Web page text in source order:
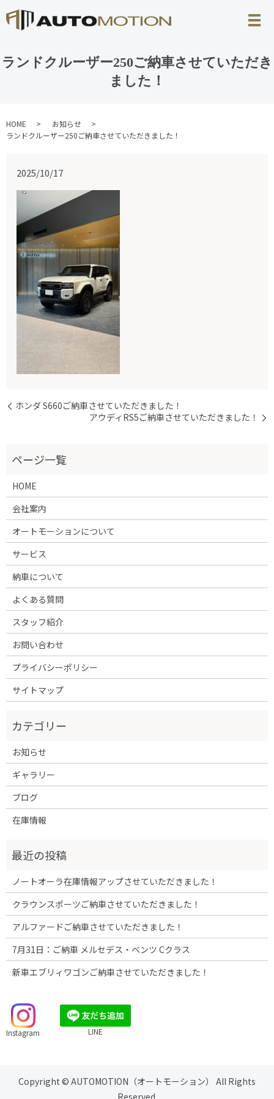
ランドクルーザー250ご納車させていただき
ました！
HOME
お知らせ
ランドクルーザー250ご納車させていただきました！
2025/10/17
ホンダ S660ご納車させていただきました！
アウディRS5ご納車させていただきました！
HOME
会社案内
オートモーションについて
サービス
納車について
よくある質問
スタッフ紹介
お問い合わせ
プライバシーポリシー
サイトマップ
お知らせ
ギャラリー
ブログ
在庫情報
ノートオーラ在庫情報アップさせていただきました！
クラウンスポーツご納車させていただきました！
アルファードご納車させていただきました！
7月31日：ご納車 メルセデス・ベンツ Cクラス
新車エブリィワゴンご納車させていただきました！
Instagram LINE
Copyright © AUTOMOTION（オートモーション） All Rights